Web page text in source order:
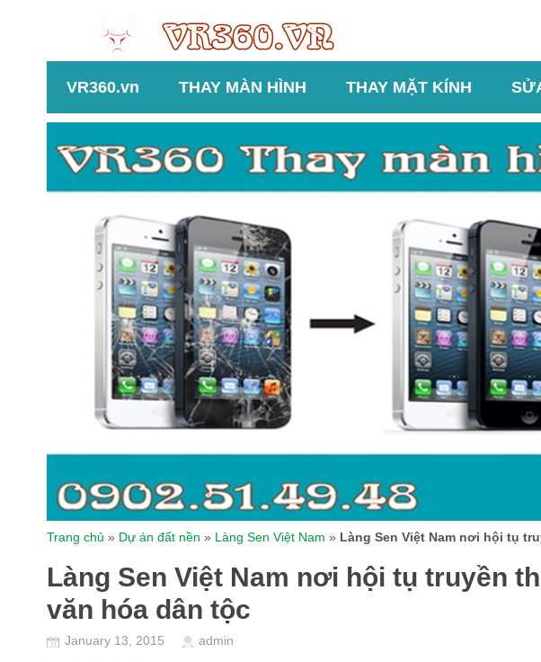
VR360.vn THAY MÀN HÌNH THAY MẶT KÍNH
Trang chủ » Dự án đất nền » Làng Sen Việt Nam » Làng Sen Việt Nam nơi hội tụ
Làng Sen Việt Nam nơi hội tụ truyền
văn hóa dân tộc
January 13, 2015 admin